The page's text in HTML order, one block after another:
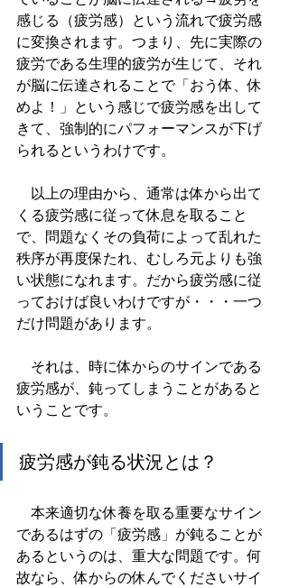
感じる（疲労感）という流れで疲労感
に変換されます。つまり、先に実際の
疲労である生理的疲労が生じて、それ
が脳に伝達されることで「おう体、休
めよ！」という感じで疲労感を出して
きて、強制的にパフォーマンスが下げ
られるというわけです。
以上の理由から、通常は体から出て
くる疲労感に従って休息を取ること
で、問題なくその負荷によって乱れた
秩序が再度保たれ、むしろ元よりも強
い状態になれます。だから疲労感に従
っておけば良いわけですが・・・一つ
だけ問題があります。
それは、時に体からのサインである
疲労感が、鈍ってしまうことがあると
いうことです。
疲労感が鈍る状況とは？
本来適切な休養を取る重要なサイン
であるはずの「疲労感」が鈍ることが
あるというのは、重大な問題です。何
故なら、体からの休んでくださいサイ